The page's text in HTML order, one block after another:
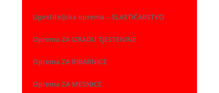
Ugostiteljska oprema – SLASTIČARSTVO
Oprema ZA IZRADU TJESTENINE
Oprema ZA RIBARNICE
Oprema ZA MESNICE